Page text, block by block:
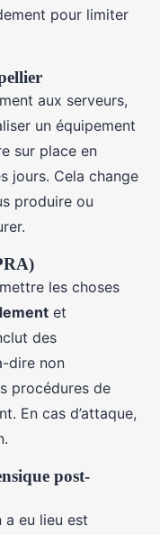
pour limiter
aux serveurs,
un équipement
sur place en
jours. Cela change
produire ou
les choses
et
des
dire non
procédures de
En cas d’attaque,
post-
a eu lieu est